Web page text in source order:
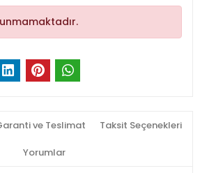
ve Teslimat Taksit Seçenekleri
Yorumlar